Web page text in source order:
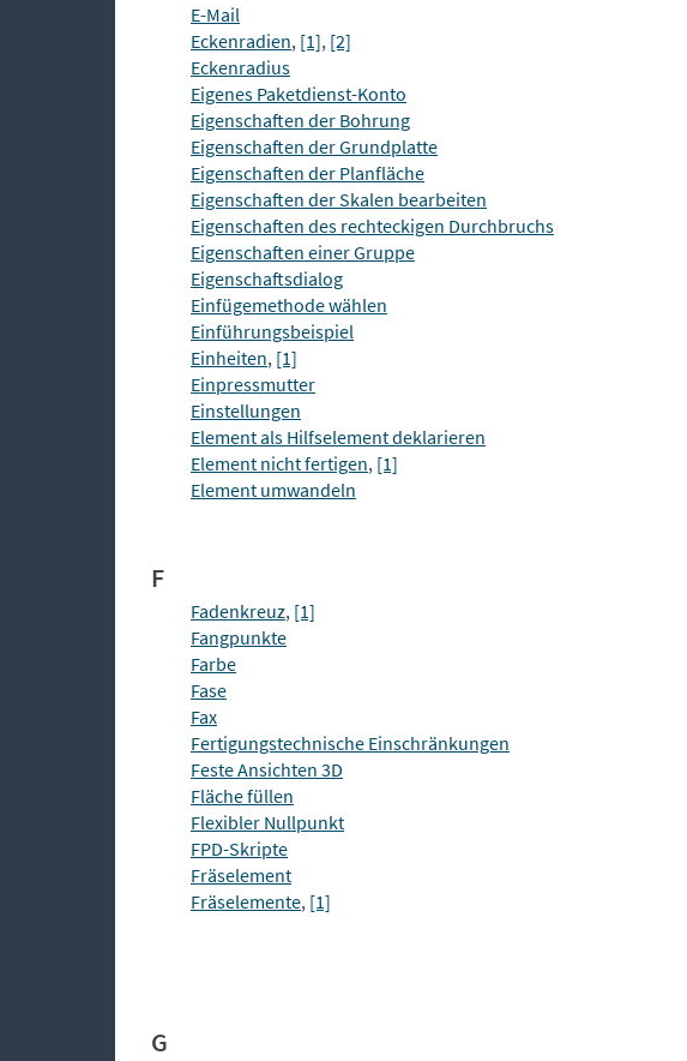
E-Mail
Eckenradien, [1], [2]
Eckenradius
Eigenes Paketdienst-Konto
Eigenschaften der Bohrung
Eigenschaften der Grundplatte
Eigenschaften der Planfläche
Eigenschaften der Skalen bearbeiten
Eigenschaften des rechteckigen Durchbruchs
Eigenschaften einer Gruppe
Eigenschaftsdialog
Einfügemethode wählen
Einführungsbeispiel
Einheiten, [1]
Einpressmutter
Einstellungen
Element als Hilfselement deklarieren
Element nicht fertigen, [1]
Element umwandeln
F
Fadenkreuz, [1]
Fangpunkte
Farbe
Fase
Fax
Fertigungstechnische Einschränkungen
Feste Ansichten 3D
Fläche füllen
Flexibler Nullpunkt
FPD-Skripte
Fräselement
Fräselemente, [1]
G